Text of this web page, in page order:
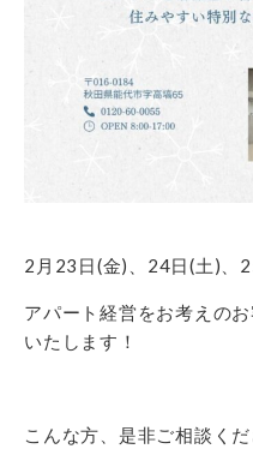
2月23日(金)、24日(土)、
アパート経営をお考えの
いたします！
こんな方、是非ご相談く